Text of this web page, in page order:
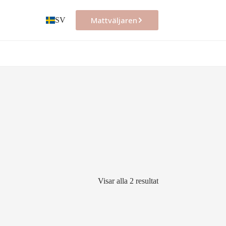
SV Mattväljaren
Visar alla 2 resultat